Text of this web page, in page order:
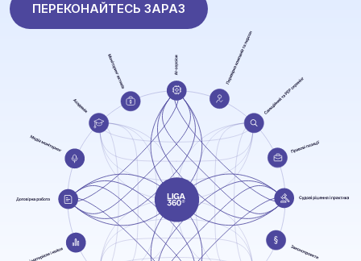
ПЕРЕКОНАЙТЕСЬ ЗАРАЗ